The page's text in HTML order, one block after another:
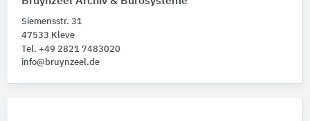
Siemensstr. 31
47533 Kleve
Tel. +49 2821 7483020
info@bruynzeel.de